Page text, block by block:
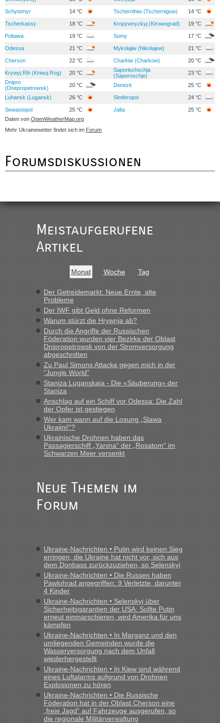
Schytomyr 14 °C Tschernihiw (Tschernigow) 14 °C
Tscherkassy 18 °C Kropywnyzkyj (Kirowograd) 19 °C
Poltawa 19 °C Sumy 17 °C
Odessa 21 °C Mykolajiw (Nikolajew) 21 °C
Cherson 22 °C Charkiw (Charkow) 20 °C
Krywyj Rih (Kriwoj Rog) 20 °C
Saporischschja
(Saporoschje)
23 °C
Dnipro
(Dnepropetrowsk)
20 °C Donezk 25 °C
Luhansk (Lugansk) 26 °C Simferopol 24 °C
Sewastopol 25 °C Jalta
25 °C
Daten von OpenWeatherMap.org
Mehr Ukrainewetter findet sich im Forum
Forumsdiskussionen
Meistaufgerufene
Artikel
Monat Woche Tag
Der Getreidemarkt: Neue Ernte, alte
Probleme
Der IWF gibt Geld ohne Reformen
Warum stürzt die Hrywnja ab?
Durch die Angriffe der Russischen
Föderation wurden vier Bezirke der Oblast
Dnipropetrowsk von der Stromversorgung
abgeschnitten
Zu Paul Simons Attacke gegen mich in der
“Jungle World”
Staniza Luganskaja - Die «Säuberung» der
Staniza
Anschlag auf ein Schiff vor Odessa: Die Zahl
der Opfer ist gestiegen
Wer kam wann auf die Losung „Slawa
Ukrajini!“?
Ukrainische Drohnen haben das
Passagierschiff „Yanina“ der „Rosatom“ im
Schwarzen Meer versenkt
Neue Themen im
Forum
Ukraine-Nachrichten • Putin wird keinen Sieg
erringen, die Ukraine hat nicht vor, sich aus
dem Donbass zurückzuziehen, so Selenskyj
Ukraine-Nachrichten • Die Russen haben
Pawlohrad angegriffen: 9 Verletzte, darunter
4 Kinder
Ukraine-Nachrichten • Selenskyj über
Sicherheitsgarantien der USA: Sollte Putin
erneut einmarschieren, wird Amerika für uns
kämpfen
Ukraine-Nachrichten • In Marganz und den
umliegenden Gemeinden wurde die
Wasserversorgung nach dem Unfall
wiederhergestellt
Ukraine-Nachrichten • In Kiew sind während
eines Luftalarms aufgrund von Drohnen
Explosionen zu hören
Ukraine-Nachrichten • Die Russische
Föderation hat in der Oblast Cherson eine
„freie Jagd“ auf Fahrzeuge ausgerufen, so
die regionale Militärverwaltung